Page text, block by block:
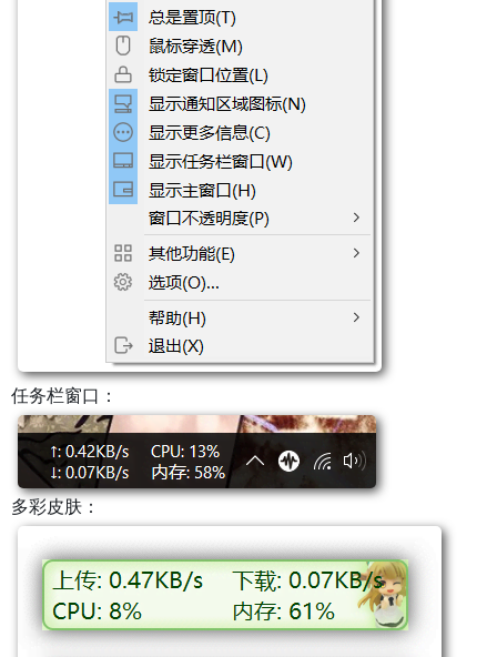
任务栏窗口：
多彩皮肤：